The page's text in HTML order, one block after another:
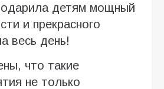
детям мощный
и прекрасного
весь день!
что такие
не только